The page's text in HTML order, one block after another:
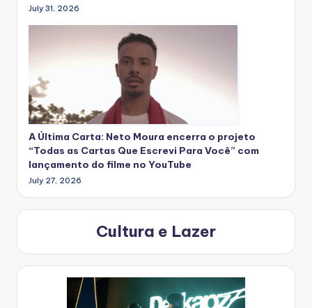
July 31, 2026
A Última Carta: Neto Moura encerra o projeto
“Todas as Cartas Que Escrevi Para Você” com
lançamento do filme no YouTube
July 27, 2026
Cultura e Lazer